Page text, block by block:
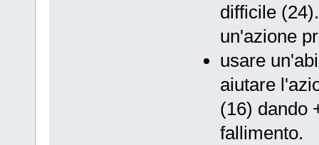
difficile
un'azione
usare
aiutare
(16) dando
fallimento.